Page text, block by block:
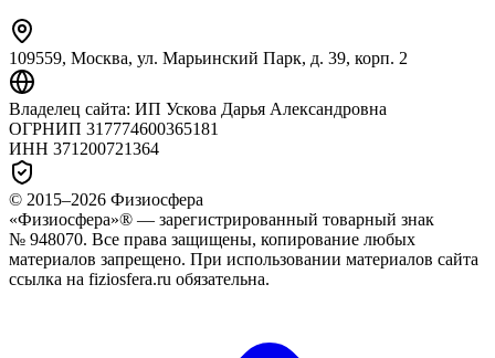
109559, Москва, ул. Марьинский Парк, д. 39, корп. 2
Владелец сайта: ИП Ускова Дарья Александровна
ОГРНИП 317774600365181
ИНН 371200721364
© 2015–2026 Физиосфера
«Физиосфера»® — зарегистрированный товарный знак
№ 948070. Все права защищены, копирование любых
материалов запрещено. При использовании материалов сайта
ссылка на fiziosfera.ru обязательна.